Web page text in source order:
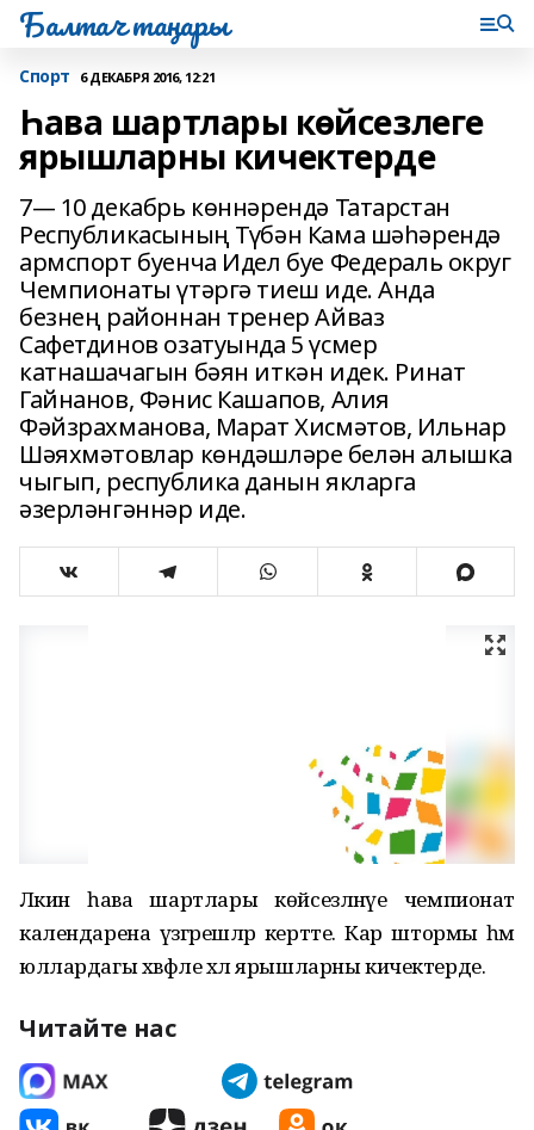
Балтач таңнары
Спорт 6 ДЕКАБРЯ 2016, 12:21
Һава шартлары көйсезлеге
ярышларны кичектерде
7— 10 декабрь көннәрендә Татарстан
Республикасының Түбән Кама шәһәрендә
армспорт буенча Идел буе Федераль округ
Чемпионаты үтәргә тиеш иде. Анда
безнең районнан тренер Айваз
Сафетдинов озатуында 5 үсмер
катнашачагын бәян иткән идек. Ринат
Гайнанов, Фәнис Кашапов, Алия
Фәйзрахманова, Марат Хисмәтов, Ильнар
Шәяхмәтовлар көндәшләре белән алышка
чыгып, республика данын якларга
әзерләнгәннәр иде.
Ләкин һава шартлары көйсезләнүе чемпионат
календарена үзгәрешләр кертте. Кар штормы һәм
юллардагы хәвфле хәл ярышларны кичектерде.
Читайте нас